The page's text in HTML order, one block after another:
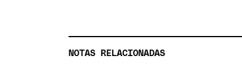
NOTAS RELACIONADAS